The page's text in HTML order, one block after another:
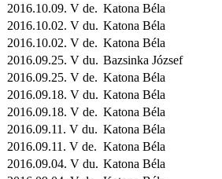
2016.10.09. V de. Katona Béla
2016.10.02. V du. Katona Béla
2016.10.02. V de. Katona Béla
2016.09.25. V du. Bazsinka József
2016.09.25. V de. Katona Béla
2016.09.18. V du. Katona Béla
2016.09.18. V de. Katona Béla
2016.09.11. V du. Katona Béla
2016.09.11. V de. Katona Béla
2016.09.04. V du. Katona Béla